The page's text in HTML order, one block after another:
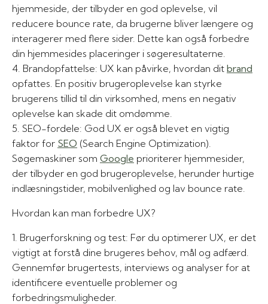
hjemmeside, der tilbyder en god oplevelse, vil
reducere bounce rate, da brugerne bliver længere og
interagerer med flere sider. Dette kan også forbedre
din hjemmesides placeringer i søgeresultaterne.
4. Brandopfattelse: UX kan påvirke, hvordan dit brand
opfattes. En positiv brugeroplevelse kan styrke
brugerens tillid til din virksomhed, mens en negativ
oplevelse kan skade dit omdømme.
5. SEO-fordele: God UX er også blevet en vigtig
faktor for SEO (Search Engine Optimization).
Søgemaskiner som Google prioriterer hjemmesider,
der tilbyder en god brugeroplevelse, herunder hurtige
indlæsningstider, mobilvenlighed og lav bounce rate.
Hvordan kan man forbedre UX?
1. Brugerforskning og test: Før du optimerer UX, er det
vigtigt at forstå dine brugeres behov, mål og adfærd.
Gennemfør brugertests, interviews og analyser for at
identificere eventuelle problemer og
forbedringsmuligheder.